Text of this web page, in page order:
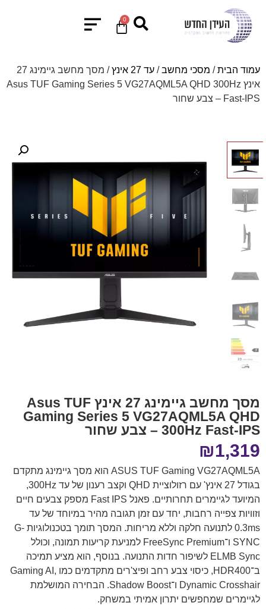
0
עמוד הבית/ מסכי מחשב/ עד 27 אינץ
/ מסך מחשב גיימינג 27
אינץ Asus TUF Gaming Series 5 VG27AQML5A QHD 300Hz
Fast-IPS – צבע שחור
מסך מחשב גיימינג 27 אינץ Asus TUF
Gaming Series 5 VG27AQML5A QHD
300Hz Fast-IPS – צבע שחור
₪1,319
ASUS TUF Gaming VG27AQML5A הוא מסך גיימינג מתקדם
בגודל 27 אינץ' עם רזולוציית QHD וקצב רענון של עד 300Hz,
המיועד לגיימרים תחרותיים. פאנל Fast IPS מספק צבעים חיים
וזוויות צפייה רחבות, יחד עם זמן תגובה מהיר במיוחד של עד
0.3ms לתנועה חלקה וללא מריחות. המסך תומך בטכנולוגיות G-
SYNC ו־FreeSync Premium למניעת קריעות תמונה, וכולל
ELMB Sync לשיפור חדות התנועה. בנוסף, הוא מציע תמיכה
ב־HDR400, כיסוי צבע רחב ופיצ'רים מתקדמים כמו Gaming AI,
Dynamic Crosshair ו־Shadow Boost. הבחירה המושלמת
לגיימרים שמחפשים יתרון אמיתי במשחק.